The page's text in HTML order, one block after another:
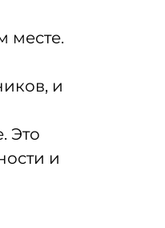
месте.
и
Это
и